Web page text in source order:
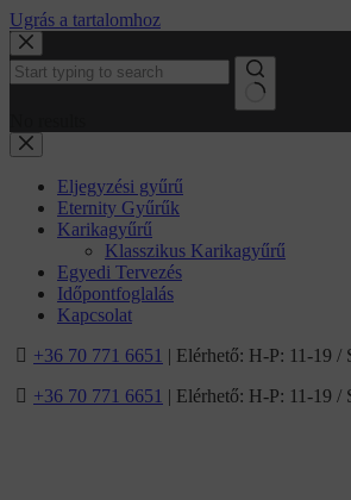
Ugrás a tartalomhoz
Eljegyzési gyűrű
Eternity Gyűrűk
Karikagyűrű
Klasszikus Karikagyűrű
Egyedi Tervezés
Időpontfoglalás
Kapcsolat
+36 70 771 6651 | Elérhető: H-P: 11-19 /
+36 70 771 6651 | Elérhető: H-P: 11-19 /